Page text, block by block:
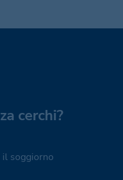
cerchi?
soggiorno